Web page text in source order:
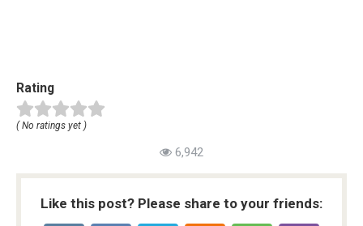
Rating
( No ratings yet )
6,942
Like this post? Please share to your friends: